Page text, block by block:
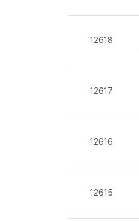
12618
12617
12616
12615